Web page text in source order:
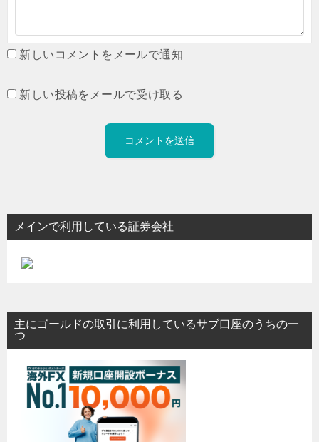
新しいコメントをメールで通知
新しい投稿をメールで受け取る
メインで利用している証券会社
主にゴールドの取引に利用しているサブ口座のうちの一
つ